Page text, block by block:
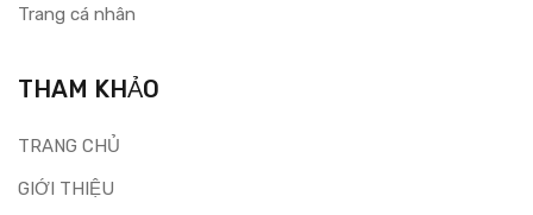
Trang cá nhân
THAM KHẢO
TRANG CHỦ
GIỚI THIỆU